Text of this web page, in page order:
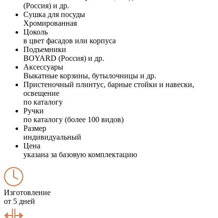
(Россия) и др.
Сушка для посуды
Хромированная
Цоколь
в цвет фасадов или корпуса
Подъемники
BOYARD (Россия) и др.
Аксессуары
Выкатные корзины, бутылочницы и др.
Пристеночный плинтус, барные стойки и навески,
освещение
по каталогу
Ручки
по каталогу (более 100 видов)
Размер
индивидуальный
Цена
указана за базовую комплектацию
Изготовление
от 5 дней